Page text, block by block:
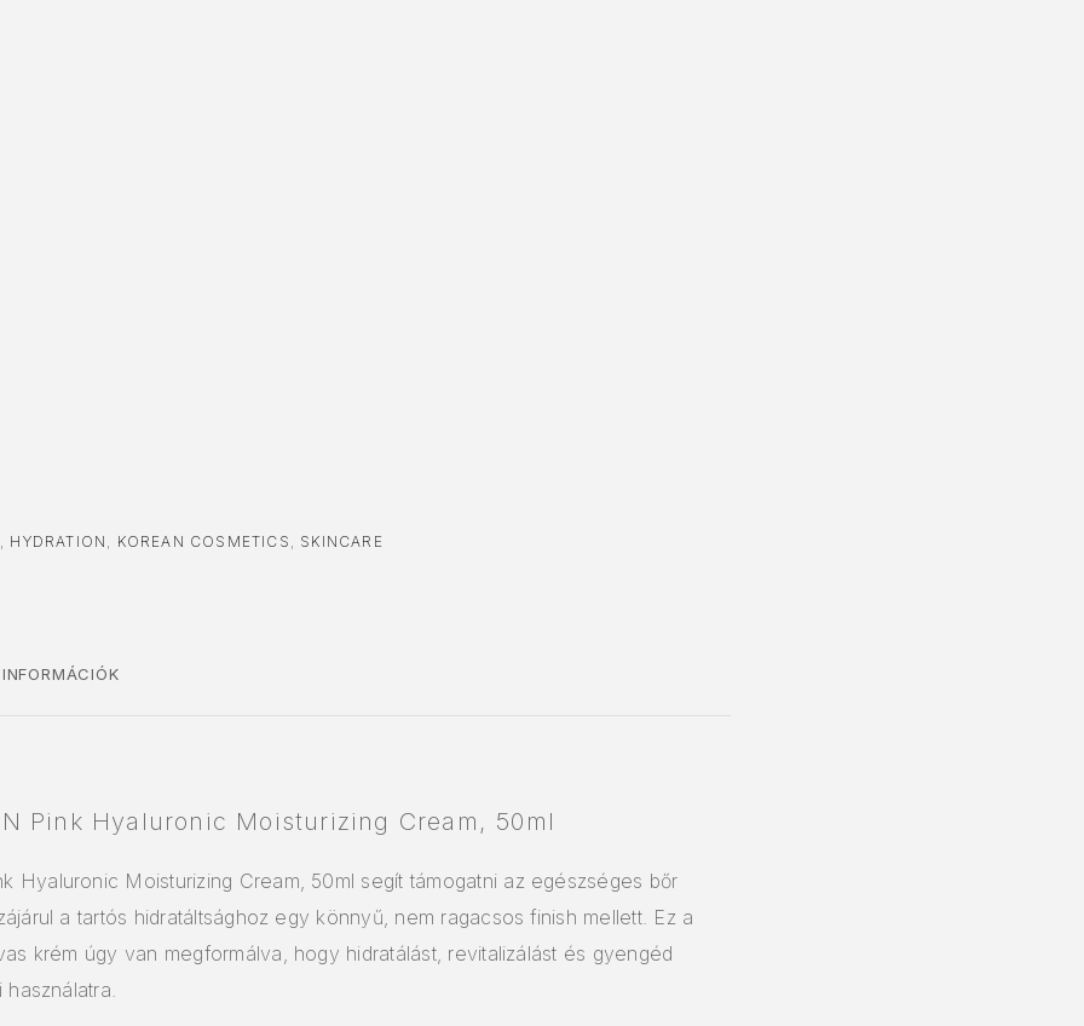
HYDRATION KOREAN COSMETICS SKINCARE
Pink Hyaluronic Moisturizing Cream, 50ml
Hyaluronic Moisturizing Cream, 50ml segít támogatni az egészséges bőr
a tartós hidratáltsághoz egy könnyű, nem ragacsos finish mellett. Ez a
krém úgy van megformálva, hogy hidratálást, revitalizálást és gyengéd